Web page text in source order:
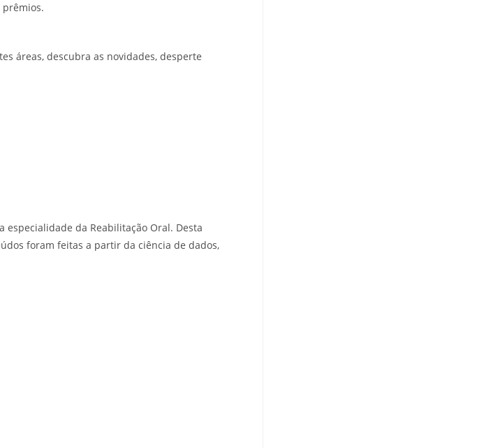
prêmios.
áreas, descubra as novidades, desperte
da Reabilitação Oral. Desta
foram feitas a partir da ciência de dados,